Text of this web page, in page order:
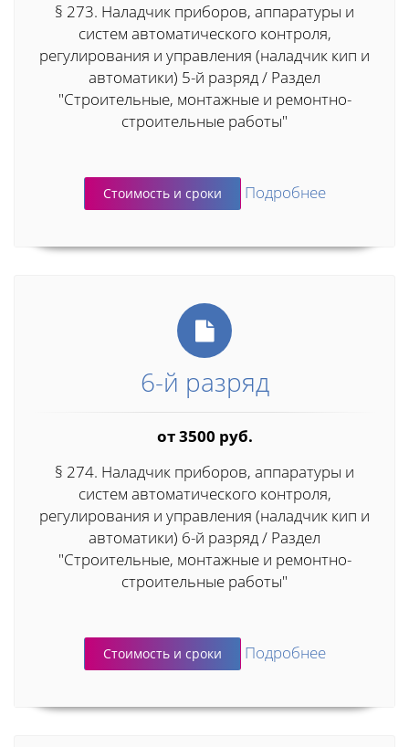
§ 273. Наладчик приборов, аппаратуры и
систем автоматического контроля,
регулирования и управления (наладчик кип и
автоматики) 5-й разряд / Раздел
"Строительные, монтажные и ремонтно-
строительные работы"
Стоимость и сроки Подробнее
6-й разряд
от 3500 руб.
§ 274. Наладчик приборов, аппаратуры и
систем автоматического контроля,
регулирования и управления (наладчик кип и
автоматики) 6-й разряд / Раздел
"Строительные, монтажные и ремонтно-
строительные работы"
Стоимость и сроки Подробнее